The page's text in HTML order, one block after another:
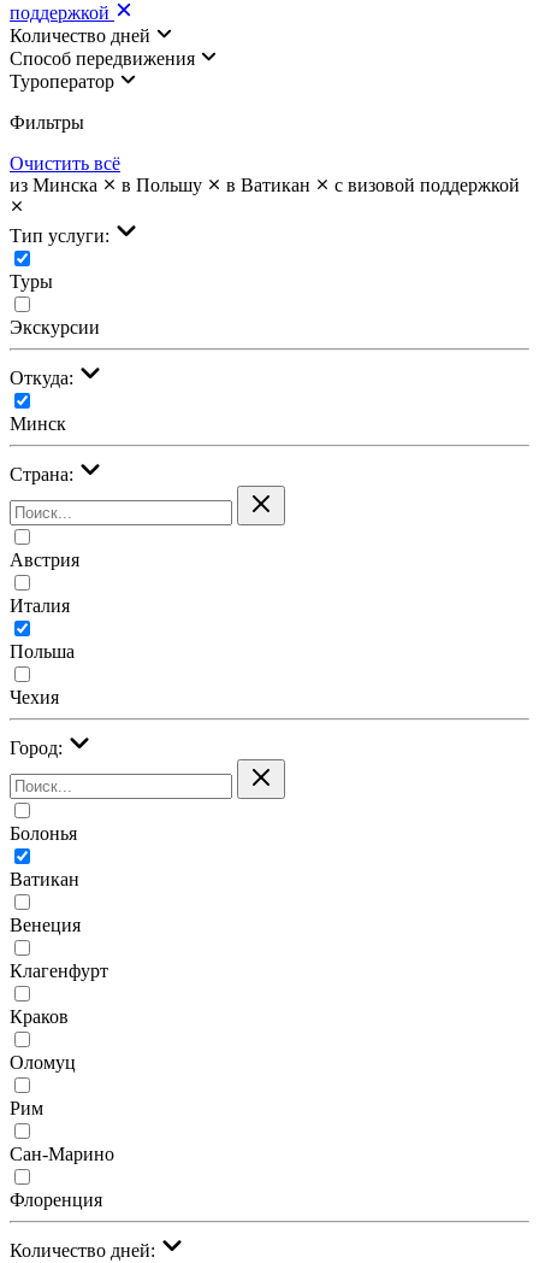
поддержкой
Количество дней
Cпособ передвижения
Туроператор
Фильтры
Очистить всё
из Минска
в Польшу в Ватикан с визовой поддержкой
Тип услуги:
Туры
Экскурсии
Откуда:
Минск
Страна:
Австрия
Италия
Польша
Чехия
Город:
Болонья
Ватикан
Венеция
Клагенфурт
Краков
Оломуц
Рим
Сан-Марино
Флоренция
Количество дней: